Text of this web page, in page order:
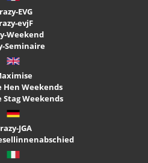
EVG
evjF
Weekend
Seminaire
Hen Weekends
Stag Weekends
JGA